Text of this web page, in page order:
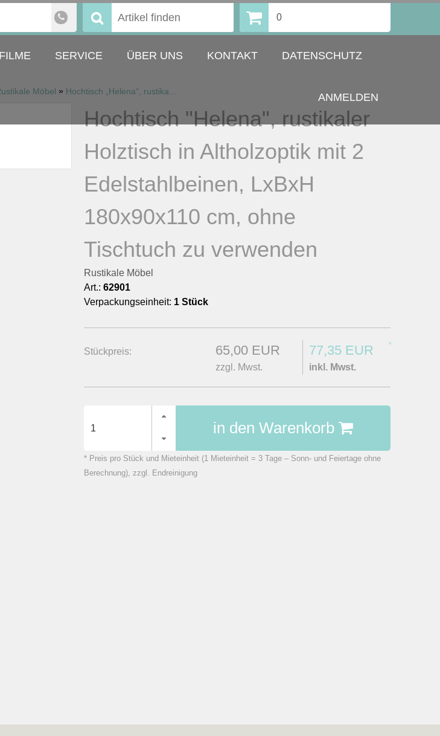
Suchen 0
SERVICE ÜBER UNS KONTAKT DATENSCHUTZ
ANMELDEN
Möbel »
Hochtisch "Helena", rustikaler
Holztisch in Altholzoptik mit 2
Edelstahlbeinen, LxBxH
180x90x110 cm, ohne
Tischtuch zu verwenden
Rustikale Möbel
Art.: 62901
Verpackungseinheit: 1 Stück
Stückpreis: 65,00 EUR
zzgl. Mwst.
77,35 EUR *
inkl. Mwst.
in den Warenkorb
* Preis pro Stück und Mieteinheit (1 Mieteinheit = 3 Tage – Sonn- und Feiertage ohne
Berechnung), zzgl. Endreinigung